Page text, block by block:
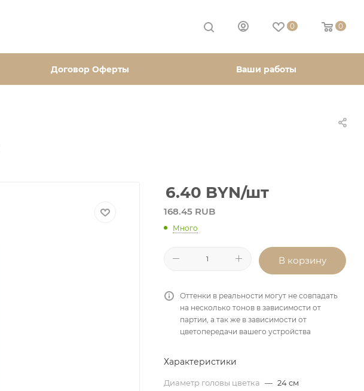
0 0
Договор Оферты Ваши работы
6.40 BYN/шт
168.45 RUB
Много
В корзину
Оттенки в реальности могут не совпадать
на несколько тонов в зависимости от
партии, а так же в зависимости от
цветопередачи вашего устройства
Характеристики
Диаметр головы цветка — 24 см